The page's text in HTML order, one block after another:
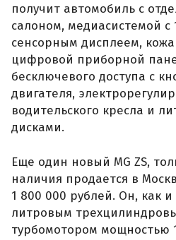
получит автомобиль с
салоном, медиасистемой
сенсорным дисплеем,
цифровой приборной
бесключевого доступа с
двигателя,
водительского кресла и
дисками.
Еще один новый MG ZS,
наличия продается в
1 800 000 рублей. Он, как
литровым
турбомотором мощностью